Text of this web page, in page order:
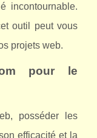
incontournable.
outil peut vous
projets web.
pour le
posséder les
efficacité et la